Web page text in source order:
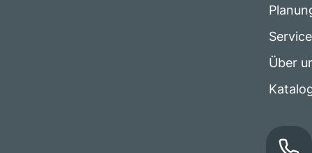
Über